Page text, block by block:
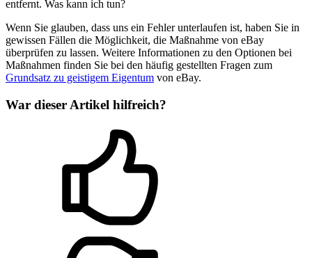
entfernt. Was kann ich tun?
Wenn Sie glauben, dass uns ein Fehler unterlaufen ist, haben Sie in
gewissen Fällen die Möglichkeit, die Maßnahme von eBay
überprüfen zu lassen. Weitere Informationen zu den Optionen bei
Maßnahmen finden Sie bei den häufig gestellten Fragen zum
Grundsatz zu geistigem Eigentum von eBay.
War dieser Artikel hilfreich?